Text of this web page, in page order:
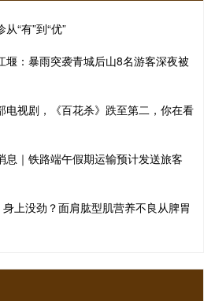
“有”到“优”
堰：暴雨突袭青城后山8名游客深夜被
电视剧，《百花杀》跌至第二，你在看
｜铁路端午假期运输预计发送旅客
上没劲？面肩肱型肌营养不良从脾胃